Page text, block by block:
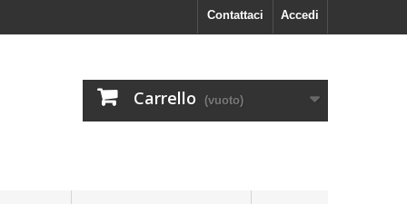
Accedi
Contattaci
Carrello (vuoto)